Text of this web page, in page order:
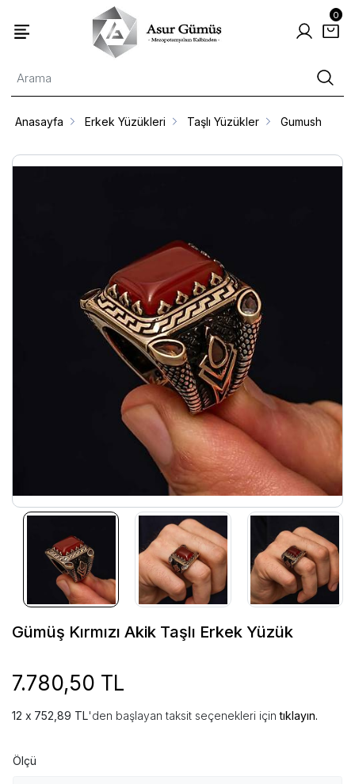
0
Anasayfa Erkek Yüzükleri Taşlı Yüzükler Gumush
Gümüş Kırmızı Akik Taşlı Erkek Yüzük
7.780,50 TL
752,89 TL'den başlayan taksit seçenekleri içintıklayın.
Ölçü